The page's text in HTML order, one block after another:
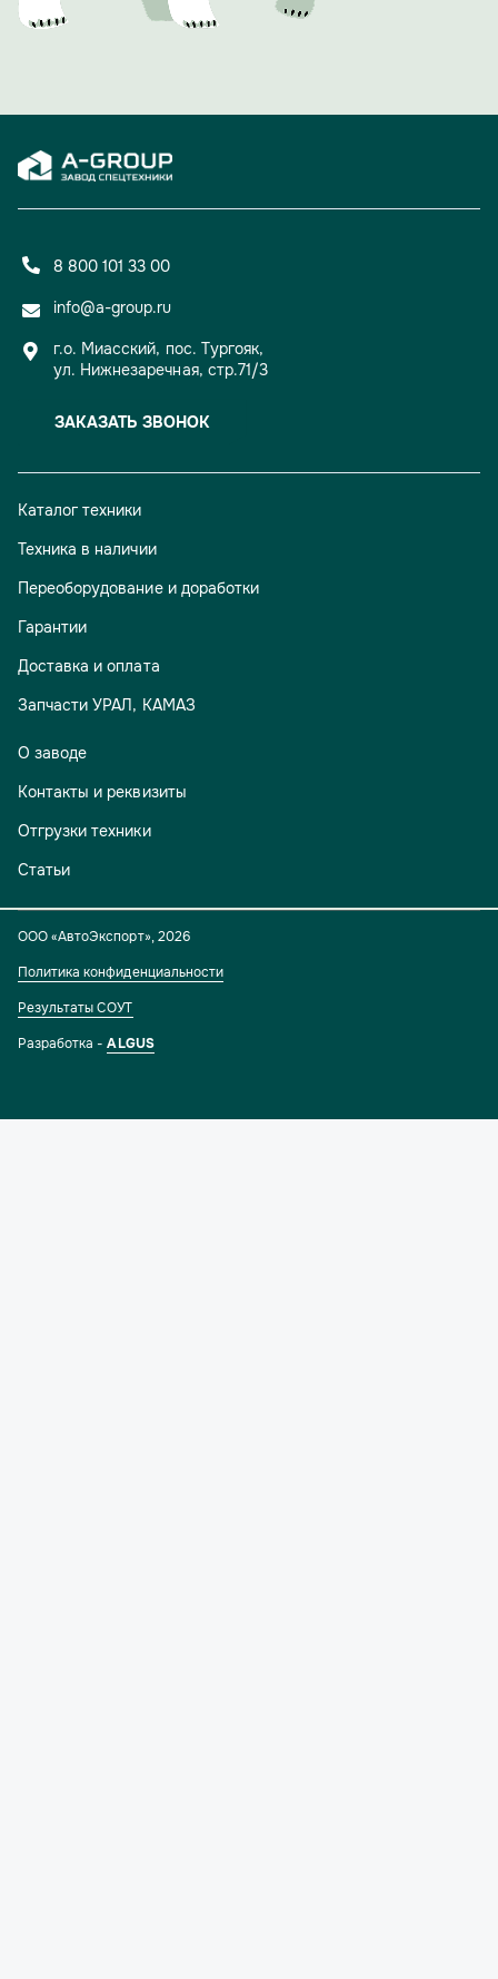
талантливые люди.
Вечер доказал: 15 лет для A-GROUP — не просто рубеж,
Каталог техники
Техника в наличии
Переоборудование и доработки
Гарантии
Доставка и оплата
Запчасти УРАЛ, КАМАЗ
О заводе
Контакты и реквизиты
Отгрузки техники
Статьи
8 800 101 33 00
info@a-group.ru
г.о. Миасский, пос. Тургояк,
ул. Нижнезаречная, стр.71/3
ЗАКАЗАТЬ ЗВОНОК
ООО «АвтоЭкспорт»,2026
Политика конфиденциальности
Результаты СОУТ
Разработка -ALGUS